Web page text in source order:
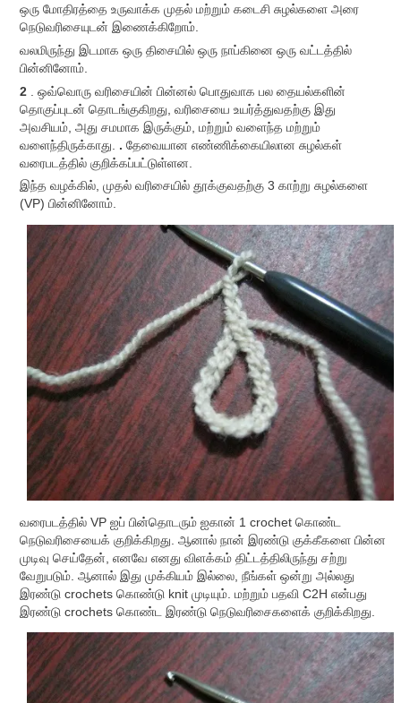
ஒரு மோதிரத்தை உருவாக்க முதல் மற்றும் கடைசி சுழல்களை அரை
நெடுவரிசையுடன் இணைக்கிறோம்.
வலமிருந்து இடமாக ஒரு திசையில் ஒரு நாப்கினை ஒரு வட்டத்தில்
பின்னினோம்.
2
. ஒவ்வொரு வரிசையின் பின்னல் பொதுவாக பல தையல்களின்
தொகுப்புடன் தொடங்குகிறது, வரிசையை உயர்த்துவதற்கு இது
அவசியம், அது சமமாக இருக்கும், மற்றும் வளைந்த மற்றும்
வளைந்திருக்காது. . தேவையான எண்ணிக்கையிலான சுழல்கள்
வரைபடத்தில் குறிக்கப்பட்டுள்ளன.
இந்த வழக்கில், முதல் வரிசையில் தூக்குவதற்கு 3 காற்று சுழல்களை
(VP) பின்னினோம்.
வரைபடத்தில் VP ஐப் பின்தொடரும் ஐகான் 1 crochet கொண்ட
நெடுவரிசையைக் குறிக்கிறது. ஆனால் நான் இரண்டு குக்கீகளை பின்ன
முடிவு செய்தேன், எனவே எனது விளக்கம் திட்டத்திலிருந்து சற்று
வேறுபடும். ஆனால் இது முக்கியம் இல்லை, நீங்கள் ஒன்று அல்லது
இரண்டு crochets கொண்டு knit முடியும். மற்றும் பதவி C2H என்பது
இரண்டு crochets கொண்ட இரண்டு நெடுவரிசைகளைக் குறிக்கிறது.